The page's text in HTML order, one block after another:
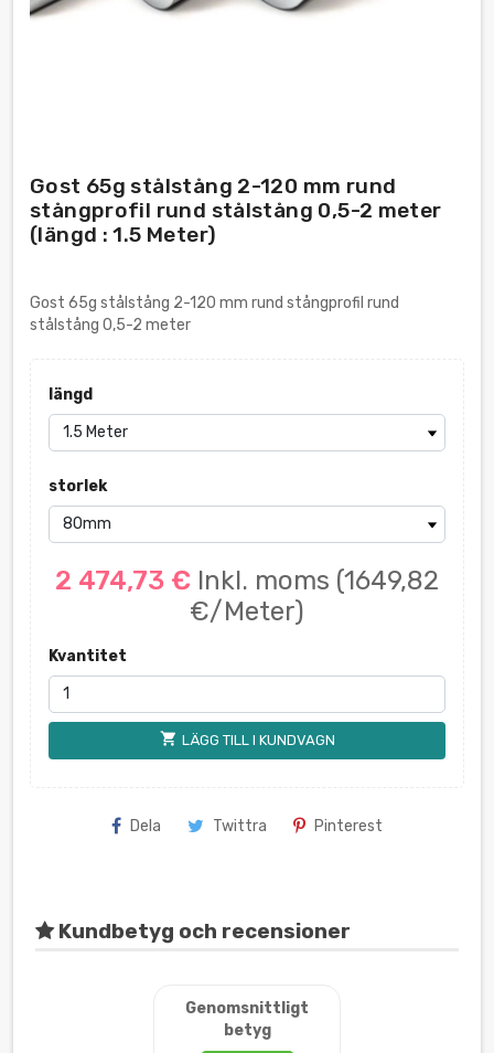
Gost 65g stålstång 2-120 mm rund
stångprofil rund stålstång 0,5-2 meter
(längd : 1.5 Meter)
Gost 65g stålstång 2-120 mm rund stångprofil rund
stålstång 0,5-2 meter
längd
storlek
2 474,73 € Inkl. moms (1649,82
€/Meter)
Kvantitet
shopping_cart LÄGG TILL I KUNDVAGN
Dela Twittra Pinterest
Kundbetyg och recensioner
Genomsnittligt
betyg